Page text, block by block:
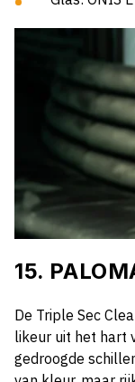
15.
De Triple Sec
likeur uit het hart
gedroogde